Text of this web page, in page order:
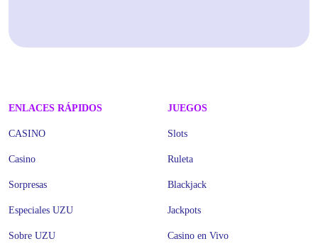
ENLACES RÁPIDOS
CASINO
Casino
Sorpresas
Especiales UZU
Sobre UZU
JUEGOS
Slots
Ruleta
Blackjack
Jackpots
Casino en Vivo